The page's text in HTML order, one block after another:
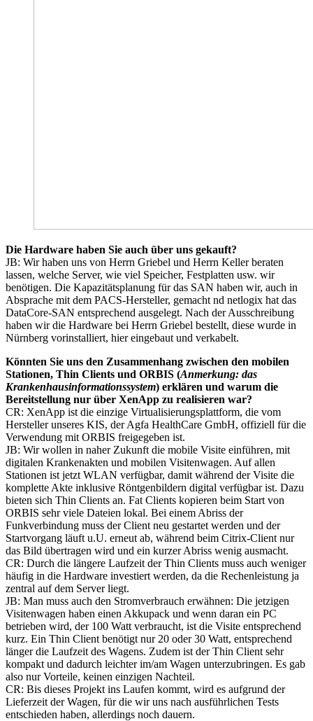
Die Hardware haben Sie auch über uns gekauft?
JB: Wir haben uns von Herrn Griebel und Herrn Keller beraten
lassen, welche Server, wie viel Speicher, Festplatten usw. wir
benötigen. Die Kapazitätsplanung für das SAN haben wir, auch in
Absprache mit dem PACS-Hersteller, gemacht nd netlogix hat das
DataCore-SAN entsprechend ausgelegt. Nach der Ausschreibung
haben wir die Hardware bei Herrn Griebel bestellt, diese wurde in
Nürnberg vorinstalliert, hier eingebaut und verkabelt.
Könnten Sie uns den Zusammenhang zwischen den mobilen
Stationen, Thin Clients und ORBIS (Anmerkung: das
Krankenhausinformationssystem) erklären und warum die
Bereitstellung nur über XenApp zu realisieren war?
CR: XenApp ist die einzige Virtualisierungsplattform, die vom
Hersteller unseres KIS, der Agfa HealthCare GmbH, offiziell für die
Verwendung mit ORBIS freigegeben ist.
JB: Wir wollen in naher Zukunft die mobile Visite einführen, mit
digitalen Krankenakten und mobilen Visitenwagen. Auf allen
Stationen ist jetzt WLAN verfügbar, damit während der Visite die
komplette Akte inklusive Röntgenbildern digital verfügbar ist. Dazu
bieten sich Thin Clients an. Fat Clients kopieren beim Start von
ORBIS sehr viele Dateien lokal. Bei einem Abriss der
Funkverbindung muss der Client neu gestartet werden und der
Startvorgang läuft u.U. erneut ab, während beim Citrix-Client nur
das Bild übertragen wird und ein kurzer Abriss wenig ausmacht.
CR: Durch die längere Laufzeit der Thin Clients muss auch weniger
häufig in die Hardware investiert werden, da die Rechenleistung ja
zentral auf dem Server liegt.
JB: Man muss auch den Stromverbrauch erwähnen: Die jetzigen
Visitenwagen haben einen Akkupack und wenn daran ein PC
betrieben wird, der 100 Watt verbraucht, ist die Visite entsprechend
kurz. Ein Thin Client benötigt nur 20 oder 30 Watt, entsprechend
länger die Laufzeit des Wagens. Zudem ist der Thin Client sehr
kompakt und dadurch leichter im/am Wagen unterzubringen. Es gab
also nur Vorteile, keinen einzigen Nachteil.
CR: Bis dieses Projekt ins Laufen kommt, wird es aufgrund der
Lieferzeit der Wagen, für die wir uns nach ausführlichen Tests
entschieden haben, allerdings noch dauern.